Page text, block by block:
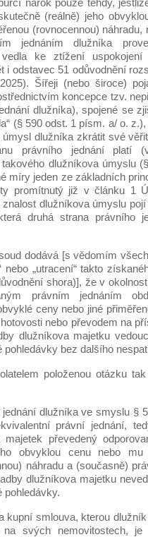
nárok pouze tehdy,
(reálně) jeho
(rovnocennou) náhradu,
jednáním dlužníka
ke ztížení uspokojení
i odstavec 51 odůvodnění
Šířeji (nebo široce)
koncepce tzv.
dlužníka), spojené se
(§ 590 odst. 1 písm. a/ o.
dlužníka zkrátit své
právního jednání platí
takového dlužníkova úmyslu
míry jeden ze základních
promítnutý již v článku 1
dlužníkova úmyslu
druhá strana právního
dodává [s vědomím
nebo „utracení“ takto
shora)], že v
právním jednáním
ceny nebo jiné
nebo převodem na
dlužníkova majetku
pohledávky bez dalšího
položenou otázku
dlužníka ve smyslu §
právní jednání,
převedený
obvyklou cenu nebo
náhradu a (současně)
dlužníkova majetku
pohledávky.
kupní smlouva, kterou
svých nemovitostech, je